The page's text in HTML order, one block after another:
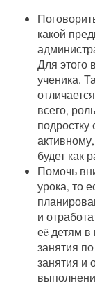
какой
Для этого
ученика.
всего,
подростку
будет как
Помочь
урока, то
и
еë детям в
занятия
занятия и